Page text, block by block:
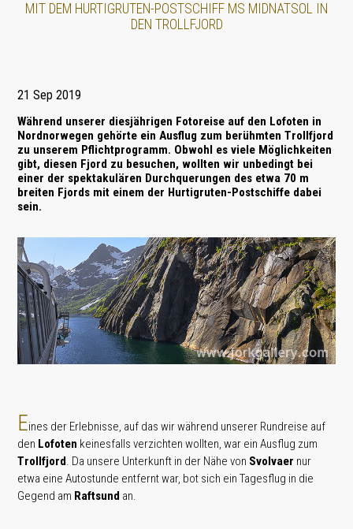
MIT DEM HURTIG­RUTEN-POST­SCHIFF MS MIDNATSOL IN
DEN TROLLFJORD
21 Sep 2019
Während unserer diesjährigen Fotoreise auf den Lofoten in
Nordnorwegen gehörte ein Ausflug zum berühmtenTrollfjord
zu unserem Pflichtprogramm. Obwohl es viele Möglichkeiten
gibt, diesen Fjord zu besuchen, wollten wir unbedingt bei
einer der spektakulären Durchquerungen des etwa 70 m
breiten Fjords mit einem der Hurtigruten-Postschiffe dabei
sein.
Eines der Erlebnisse, auf das wir während unserer Rundreise auf
den Lofoten keinesfalls verzichten wollten, war ein Ausflug zum
Trollfjord. Da unsere Unterkunft in der Nähe von Svolvaer nur
etwa eine Autostunde entfernt war, bot sich ein Tagesflug in die
Gegend am Raftsund an.